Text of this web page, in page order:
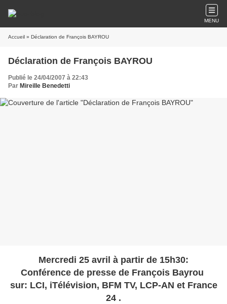
MENU
Accueil » Déclaration de François BAYROU
Déclaration de François BAYROU
Publié le 24/04/2007 à 22:43
Par Mireille Benedetti
Mercredi 25 avril à partir de 15h30:
Conférence de presse de François Bayrou
sur: LCI, iTélévision, BFM TV, LCP-AN et France
24 .